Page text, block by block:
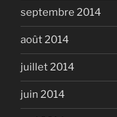
septembre 2014
août 2014
juillet 2014
juin 2014